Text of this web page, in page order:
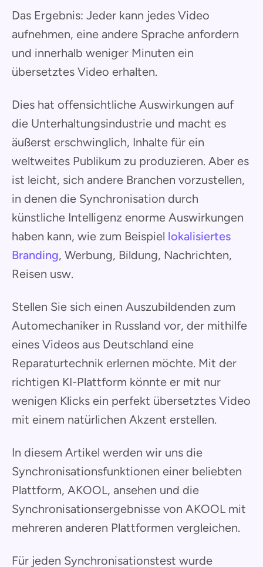
Das Ergebnis: Jeder kann jedes Video
aufnehmen, eine andere Sprache anfordern
und innerhalb weniger Minuten ein
übersetztes Video erhalten.
Dies hat offensichtliche Auswirkungen auf
die Unterhaltungsindustrie und macht es
äußerst erschwinglich, Inhalte für ein
weltweites Publikum zu produzieren. Aber es
ist leicht, sich andere Branchen vorzustellen,
in denen die Synchronisation durch
künstliche Intelligenz enorme Auswirkungen
haben kann, wie zum Beispiel lokalisiertes
Branding, Werbung, Bildung, Nachrichten,
Reisen usw.
Stellen Sie sich einen Auszubildenden zum
Automechaniker in Russland vor, der mithilfe
eines Videos aus Deutschland eine
Reparaturtechnik erlernen möchte. Mit der
richtigen KI-Plattform könnte er mit nur
wenigen Klicks ein perfekt übersetztes Video
mit einem natürlichen Akzent erstellen.
In diesem Artikel werden wir uns die
Synchronisationsfunktionen einer beliebten
Plattform, AKOOL, ansehen und die
Synchronisationsergebnisse von AKOOL mit
mehreren anderen Plattformen vergleichen.
Für jeden Synchronisationstest wurde